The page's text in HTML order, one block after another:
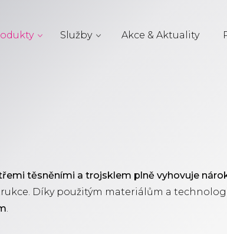
Služby Akce & Aktuality
těsněními a trojsklem plně vyhovuje
Díky použitým materiálům a
.